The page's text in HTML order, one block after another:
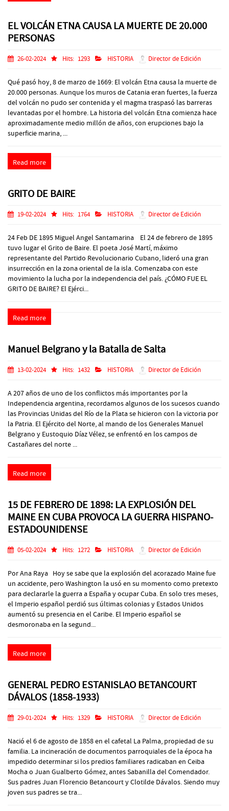
EL VOLCÁN ETNA CAUSA LA MUERTE DE 20.000
PERSONAS
26-02-2024 Hits: 1293 HISTORIA Director de Edición
Qué pasó hoy, 8 de marzo de 1669: El volcán Etna causa la muerte de
20.000 personas. Aunque los muros de Catania eran fuertes, la fuerza
del volcán no pudo ser contenida y el magma traspasó las barreras
levantadas por el hombre. La historia del volcán Etna comienza hace
aproximadamente medio millón de años, con erupciones bajo la
superficie marina, ...
Read more
GRITO DE BAIRE
19-02-2024 Hits: 1764 HISTORIA Director de Edición
24 Feb DE 1895 Miguel Angel Santamarina El 24 de febrero de 1895
tuvo lugar el Grito de Baire. El poeta José Martí, máximo
representante del Partido Revolucionario Cubano, lideró una gran
insurrección en la zona oriental de la isla. Comenzaba con este
movimiento la lucha por la independencia del país. ¿CÓMO FUE EL
GRITO DE BAIRE? El Ejérci...
Read more
Manuel Belgrano y la Batalla de Salta
13-02-2024 Hits: 1432 HISTORIA Director de Edición
A 207 años de uno de los conflictos más importantes por la
Independencia argentina, recordamos algunos de los sucesos cuando
las Provincias Unidas del Río de la Plata se hicieron con la victoria por
la Patria. El Ejército del Norte, al mando de los Generales Manuel
Belgrano y Eustoquio Díaz Vélez, se enfrentó en los campos de
Castañares del norte ...
Read more
15 DE FEBRERO DE 1898: LA EXPLOSIÓN DEL
MAINE EN CUBA PROVOCA LA GUERRA HISPANO-
ESTADOUNIDENSE
05-02-2024 Hits: 1272 HISTORIA Director de Edición
Por Ana Raya Hoy se sabe que la explosión del acorazado Maine fue
un accidente, pero Washington la usó en su momento como pretexto
para declararle la guerra a España y ocupar Cuba. En solo tres meses,
el Imperio español perdió sus últimas colonias y Estados Unidos
aumentó su presencia en el Caribe. El Imperio español se
desmoronaba en la segund...
Read more
GENERAL PEDRO ESTANISLAO BETANCOURT
DÁVALOS (1858-1933)
29-01-2024 Hits: 1329 HISTORIA Director de Edición
Nació el 6 de agosto de 1858 en el cafetal La Palma, propiedad de su
familia. La incineración de documentos parroquiales de la época ha
impedido determinar si los predios familiares radicaban en Ceiba
Mocha o Juan Gualberto Gómez, antes Sabanilla del Comendador.
Sus padres Juan Florencio Betancourt y Clotilde Dávalos. Siendo muy
joven sus padres se tra...